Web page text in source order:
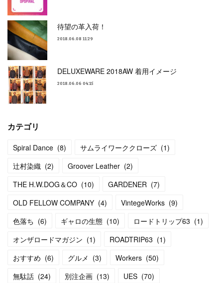
待望の革入荷！
2018.06.08 11:29
DELUXEWARE 2018AW 着用イメージ
2018.06.06 04:15
カテゴリ
Spiral Dance (8) サムライワーククローズ (1)
辻村染織 (2) Groover Leather (2)
THE H.W.DOG＆CO (10) GARDENER (7)
OLD FELLOW COMPANY (4) VintegeWorks (9)
色落ち (6) ギャロの生態 (10) ロードトリップ63 (1)
オンザロードマガジン (1) ROADTRIP63 (1)
おすすめ (6) グルメ (3) Workers (50)
無駄話 (24) 別注企画 (13) UES (70)